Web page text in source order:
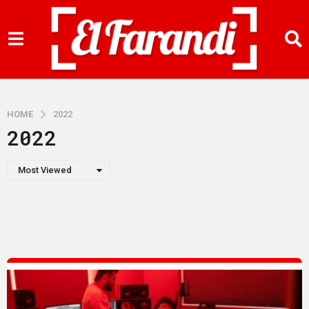
HOME 2022
2022
Most Viewed